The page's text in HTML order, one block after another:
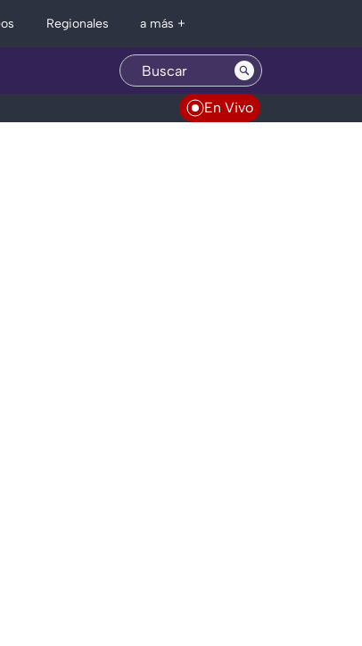
Regionales a más +
En Vivo